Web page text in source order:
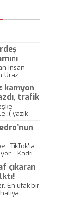
insan
Uraz
kamyon
trafik
:( yazık
TikTok'ta
- Kadri
çıkaran
En ufak bir